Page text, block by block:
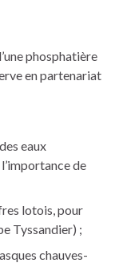
phosphatière
en partenariat
eaux
de
lotois, pour
Tyssandier) ;
chauves-